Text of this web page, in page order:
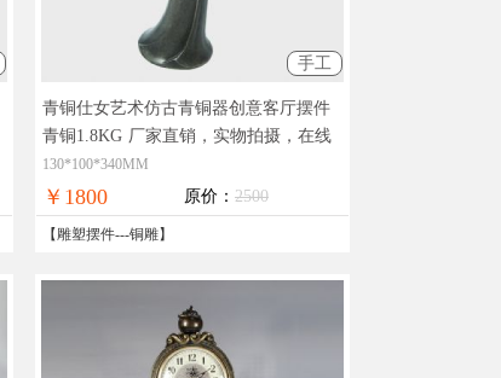
手工
青铜仕女艺术仿古青铜器创意客厅摆件
青铜1.8KG 厂家直销，实物拍摄，在线
支付，全国免邮
130*100*340MM
￥1800 原价： 2500
【雕塑摆件---铜雕】